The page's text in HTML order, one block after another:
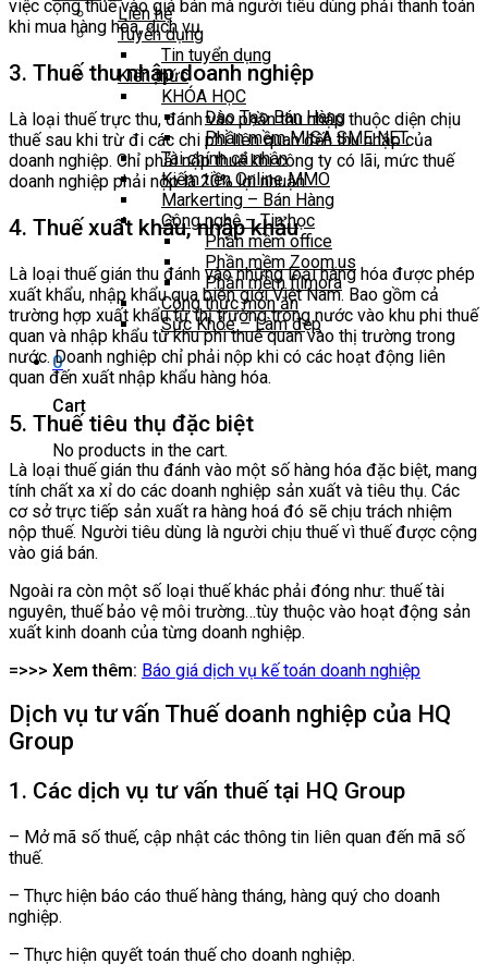
Liên hệ
Tuyển dụng
Tin tuyển dụng
Kiến thức
KHÓA HỌC
Đào Tạo Bán Hàng
Phần mềm MISA SME NET
Tài chính cá nhân
Kiếm tiền Online MMO
Markerting – Bán Hàng
Công nghệ – Tin học
Phần mềm office
Phần mềm Zoom.us
Phần mềm filmora
Công thức món ăn
Sức Khỏe – Làm đẹp
0
Cart
No products in the cart.
việc cộng thuế vào giá bán mà người tiêu dùng phải thanh toán
khi mua hàng hóa, dịch vụ.
3. Thuế thu nhập doanh nghiệp
Là loại thuế trực thu, đánh vào phần thu nhập thuộc diện chịu
thuế sau khi trừ đi các chi phí liên quan đến thu nhập của
doanh nghiệp. Chỉ phải nộp thuế khi công ty có lãi, mức thuế
doanh nghiệp phải nộp là 20% lợi nhuận.
4. Thuế xuất khẩu, nhập khẩu
Là loại thuế gián thu đánh vào những loại hàng hóa được phép
xuất khẩu, nhập khẩu qua biên giới Việt Nam. Bao gồm cả
trường hợp xuất khẩu từ thị trường trong nước vào khu phi thuế
quan và nhập khẩu từ khu phi thuế quan vào thị trường trong
nước. Doanh nghiệp chỉ phải nộp khi có các hoạt động liên
quan đến xuất nhập khẩu hàng hóa.
5. Thuế tiêu thụ đặc biệt
Là loại thuế gián thu đánh vào một số hàng hóa đặc biệt, mang
tính chất xa xỉ do các doanh nghiệp sản xuất và tiêu thụ. Các
cơ sở trực tiếp sản xuất ra hàng hoá đó sẽ chịu trách nhiệm
nộp thuế. Người tiêu dùng là người chịu thuế vì thuế được cộng
vào giá bán.
Ngoài ra còn một số loại thuế khác phải đóng như: thuế tài
nguyên, thuế bảo vệ môi trường…tùy thuộc vào hoạt động sản
xuất kinh doanh của từng doanh nghiệp.
=>>> Xem thêm: Báo giá dịch vụ kế toán doanh nghiệp
Dịch vụ tư vấn Thuế doanh nghiệp của HQ
Group
1. Các dịch vụ tư vấn thuế tại HQ Group
– Mở mã số thuế, cập nhật các thông tin liên quan đến mã số
thuế.
– Thực hiện báo cáo thuế hàng tháng, hàng quý cho doanh
nghiệp.
– Thực hiện quyết toán thuế cho doanh nghiệp.